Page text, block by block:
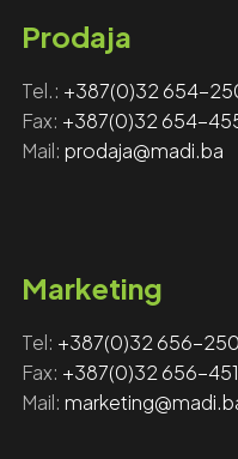
Prodaja
Tel.: +387(0)32 654-
Fax: +387(0)32 654-
Mail: prodaja@madi.ba
Marketing
Tel: +‎‎387(0)32 656-250
Fax: ‎‎ +387(0)32 656-451
Mail: